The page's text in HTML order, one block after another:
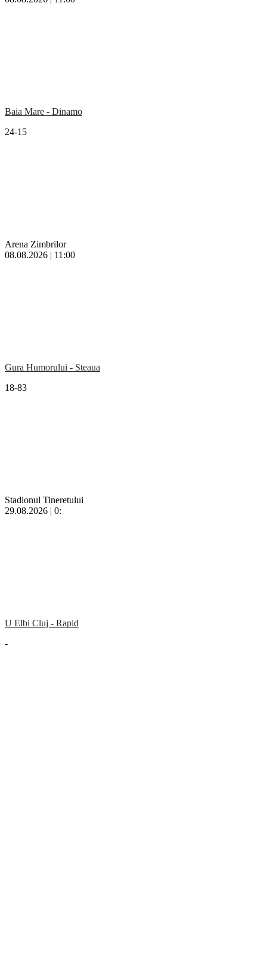
Baia Mare - Dinamo
24-15
Arena Zimbrilor
08.08.2026 | 11:00
Gura Humorului - Steaua
18-83
Stadionul Tineretului
29.08.2026 | 0:
U Elbi Cluj - Rapid
-